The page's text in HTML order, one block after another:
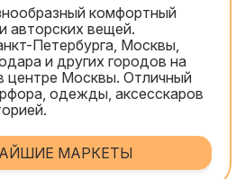
комфортный
авторских вещей.
Петербурга, Москвы,
и других городов на
центре Москвы. Отличный
одежды, аксесскаров
МАРКЕТЫ